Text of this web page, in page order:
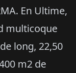
En Ultime,
multicoque
long, 22,50
m2 de